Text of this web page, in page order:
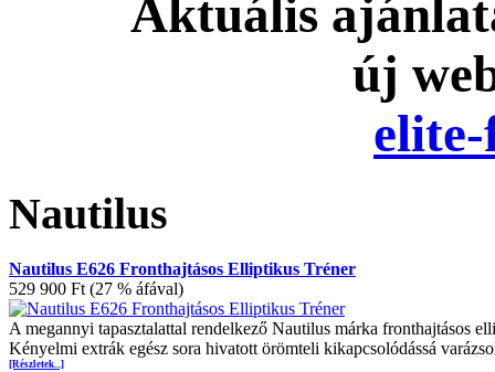
Aktuális
új
Nautilus
Nautilus E626 Fronthajtásos Elliptikus Tréner
529 900 Ft (27 % áfával)
A megannyi tapasztalattal rendelkező Nautilus márka fronthajtásos
Kényelmi extrák egész sora hivatott örömteli kikapcsolódássá
[Részletek...]